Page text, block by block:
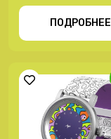
ПОДРОБНЕЕ